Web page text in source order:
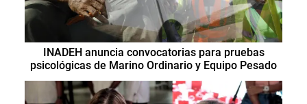
INADEH anuncia convocatorias para pruebas
psicológicas de Marino Ordinario y Equipo Pesado